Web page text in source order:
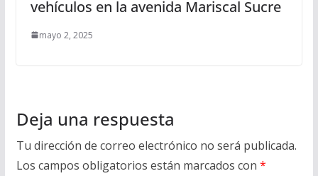
vehículos en la avenida Mariscal Sucre
mayo 2, 2025
Deja una respuesta
Tu dirección de correo electrónico no será publicada.
Los campos obligatorios están marcados con *